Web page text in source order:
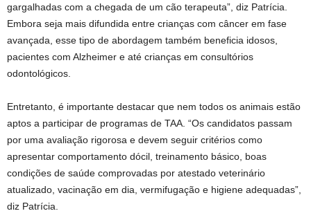
gargalhadas com a chegada de um cão terapeuta”, diz Patrícia.
Embora seja mais difundida entre crianças com câncer em fase
avançada, esse tipo de abordagem também beneficia idosos,
pacientes com Alzheimer e até crianças em consultórios
odontológicos.
Entretanto, é importante destacar que nem todos os animais estão
aptos a participar de programas de TAA. “Os candidatos passam
por uma avaliação rigorosa e devem seguir critérios como
apresentar comportamento dócil, treinamento básico, boas
condições de saúde comprovadas por atestado veterinário
atualizado, vacinação em dia, vermifugação e higiene adequadas”,
diz Patrícia.